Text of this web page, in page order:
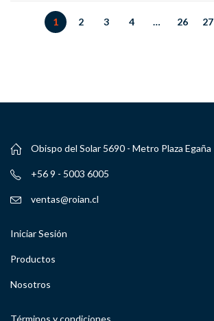
1 2 3 4 … 26 27
Obispo del Solar 5690 - Metro Plaza Egaña
+56 9 - 5003 6005
ventas@roian.cl
Iniciar Sesión
Productos
Nosotros
Términos y condiciones